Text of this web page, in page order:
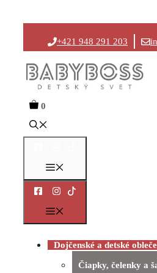
na
obsah
+421 948 291 203
0
Dojčenské a detské
Čiapky, čelenky a